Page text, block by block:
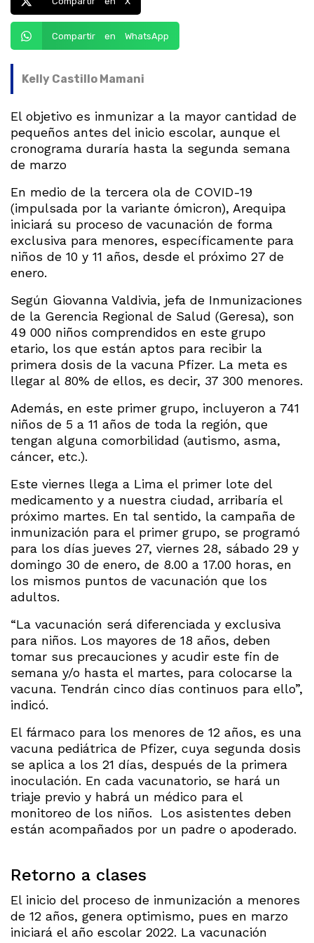
Compartir en WhatsApp
Kelly Castillo Mamani
El objetivo es inmunizar a la mayor cantidad de
pequeños antes del inicio escolar, aunque el
cronograma duraría hasta la segunda semana
de marzo
En medio de la tercera ola de COVID-19
(impulsada por la variante ómicron), Arequipa
iniciará su proceso de vacunación de forma
exclusiva para menores, específicamente para
niños de 10 y 11 años, desde el próximo 27 de
enero.
Según Giovanna Valdivia, jefa de Inmunizaciones
de la Gerencia Regional de Salud (Geresa), son
49 000 niños comprendidos en este grupo
etario, los que están aptos para recibir la
primera dosis de la vacuna Pfizer. La meta es
llegar al 80% de ellos, es decir, 37 300 menores.
Además, en este primer grupo, incluyeron a 741
niños de 5 a 11 años de toda la región, que
tengan alguna comorbilidad (autismo, asma,
cáncer, etc.).
Este viernes llega a Lima el primer lote del
medicamento y a nuestra ciudad, arribaría el
próximo martes. En tal sentido, la campaña de
inmunización para el primer grupo, se programó
para los días jueves 27, viernes 28, sábado 29 y
domingo 30 de enero, de 8.00 a 17.00 horas, en
los mismos puntos de vacunación que los
adultos.
“La vacunación será diferenciada y exclusiva
para niños. Los mayores de 18 años, deben
tomar sus precauciones y acudir este fin de
semana y/o hasta el martes, para colocarse la
vacuna. Tendrán cinco días continuos para ello”,
indicó.
El fármaco para los menores de 12 años, es una
vacuna pediátrica de Pfizer, cuya segunda dosis
se aplica a los 21 días, después de la primera
inoculación. En cada vacunatorio, se hará un
triaje previo y habrá un médico para el
monitoreo de los niños. Los asistentes deben
están acompañados por un padre o apoderado.
Retorno a clases
El inicio del proceso de inmunización a menores
de 12 años, genera optimismo, pues en marzo
iniciará el año escolar 2022. La vacunación